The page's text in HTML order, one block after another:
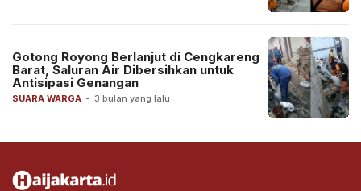
SUARA WARGA - 3 bulan yang lalu
Gotong Royong Berlanjut di Cengkareng
Barat, Saluran Air Dibersihkan untuk
Antisipasi Genangan